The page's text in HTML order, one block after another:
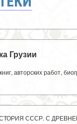
Грузии
авторских работ,
СССР. С